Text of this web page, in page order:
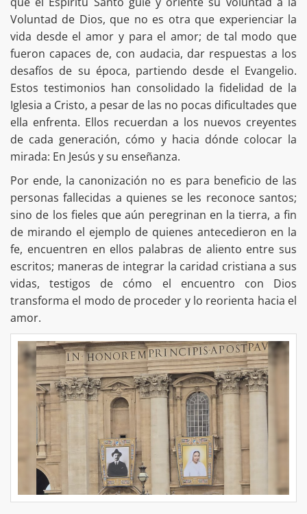
Voluntad de Dios, que no es otra que experienciar la
vida desde el amor y para el amor; de tal modo que
fueron capaces de, con audacia, dar respuestas a los
desafíos de su época, partiendo desde el Evangelio.
Estos testimonios han consolidado la fidelidad de la
Iglesia a Cristo, a pesar de las no pocas dificultades que
ella enfrenta. Ellos recuerdan a los nuevos creyentes
de cada generación, cómo y hacia dónde colocar la
mirada: En Jesús y su enseñanza.
Por ende, la canonización no es para beneficio de las
personas fallecidas a quienes se les reconoce santos;
sino de los fieles que aún peregrinan en la tierra, a fin
de mirando el ejemplo de quienes antecedieron en la
fe, encuentren en ellos palabras de aliento entre sus
escritos; maneras de integrar la caridad cristiana a sus
vidas, testigos de cómo el encuentro con Dios
transforma el modo de proceder y lo reorienta hacia el
amor.